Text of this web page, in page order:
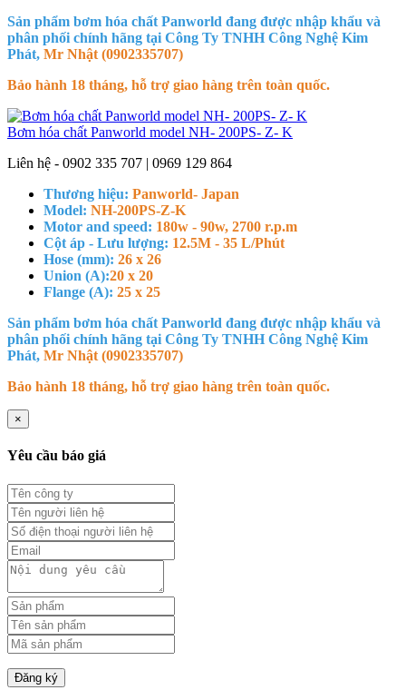
Sản phẩm bơm hóa chất Panworld đang được nhập khẩu và
phân phối chính hãng tại Công Ty TNHH Công Nghệ Kim
Phát, Mr Nhật (0902335707)
Bảo hành 18 tháng, hỗ trợ giao hàng trên toàn quốc.
Bơm hóa chất Panworld model NH- 200PS- Z- K
Liên hệ - 0902 335 707 | 0969 129 864
Thương hiệu: Panworld- Japan
Model: NH-200PS-Z-K
Motor and speed: 180w - 90w, 2700 r.p.m
Cột áp - Lưu lượng: 12.5M - 35 L/Phút
Hose (mm): 26 x 26
Union (A):20 x 20
Flange (A): 25 x 25
Sản phẩm bơm hóa chất Panworld đang được nhập khẩu và
phân phối chính hãng tại Công Ty TNHH Công Nghệ Kim
Phát, Mr Nhật (0902335707)
Bảo hành 18 tháng, hỗ trợ giao hàng trên toàn quốc.
×
Yêu cầu báo giá
Đăng ký